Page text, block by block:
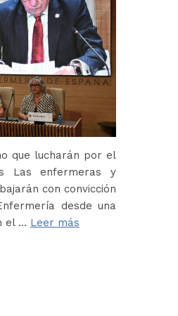
que lucharán por el
Las enfermeras y
con convicción
desde una
el … Leer más